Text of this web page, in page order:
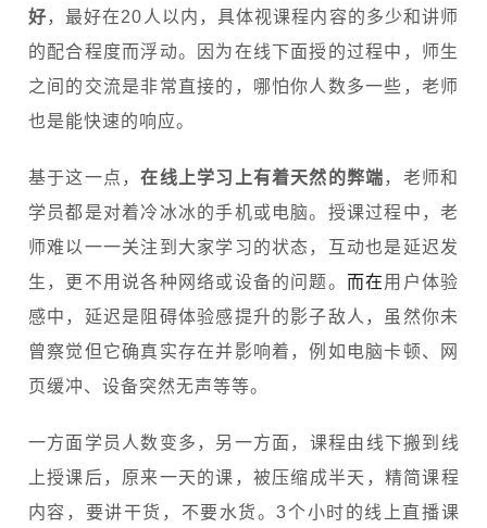
好 ，最好在20人以内，具体视课程内容的多少和讲师
的配合程度而浮动。因为在线下面授的过程中，师生
之间的交流是非常直接的，哪怕你人数多一些，老师
也是能快速的响应。
基于这一点，在线上学习上有着天然的弊端 ，老师和
学员都是对着冷冰冰的手机或电脑。授课过程中，老
师难以一一关注到大家学习的状态，互动也是延迟发
生，更不用说各种网络或设备的问题。 而在用户体验
感中，延迟是阻碍体验感提升的影子敌人，虽然你未
曾察觉但它确真实存在并影响着，例如电脑卡顿、网
页缓冲、设备突然无声等等。
一方面学员人数变多，另一方面，课程由线下搬到线
上授课后，原来一天的课，被压缩成半天，精简课程
内容，要讲干货，不要水货。3个小时的线上直播课